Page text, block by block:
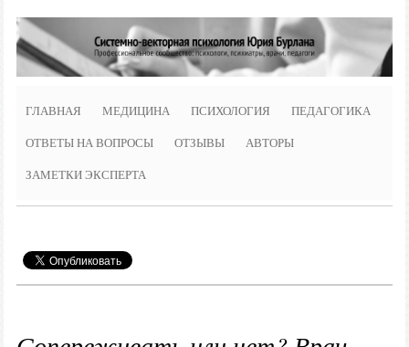
ГЛАВНАЯ МЕДИЦИНА ПСИХОЛОГИЯ ПЕДАГОГИКА
ОТВЕТЫ НА ВОПРОСЫ ОТЗЫВЫ АВТОРЫ
ЗАМЕТКИ ЭКСПЕРТА